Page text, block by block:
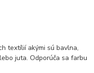
textílií akými sú bavlna,
juta. Odporúča sa farbu